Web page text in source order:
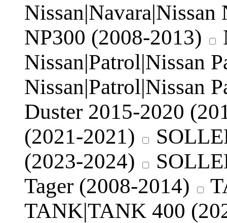
NP300 (2008-2013)
Nissan|Patrol|Nissan
Nissan|Patrol|Nissan
Duster 2015-2020
(2021-2021)
(2023-2024)
Tager (2008-2014)
TANK|TANK 400